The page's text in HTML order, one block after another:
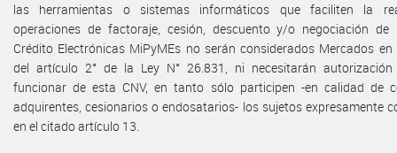
las herramientas o sistemas informáticos que faciliten la
operaciones de factoraje, cesión, descuento y/o negociación de
Crédito Electrónicas MiPyMEs no serán considerados Mercados
del artículo 2° de la Ley N° 26.831, ni necesitarán
funcionar de esta CNV, en tanto sólo participen -en calidad de
adquirentes, cesionarios o endosatarios- los sujetos expresamente
en el citado artículo 13.